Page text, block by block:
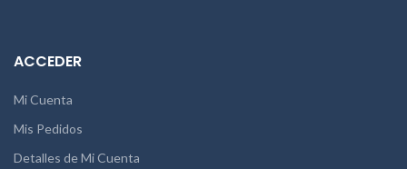
ACCEDER
Mi Cuenta
Mis Pedidos
Detalles de Mi Cuenta